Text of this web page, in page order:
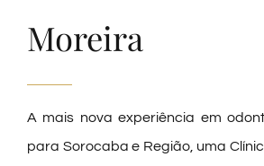
CONTATO
Moreira
A mais nova experiência em
para Sorocaba e Região, uma